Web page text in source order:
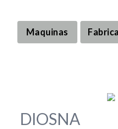
Maquinas
DIOSNA